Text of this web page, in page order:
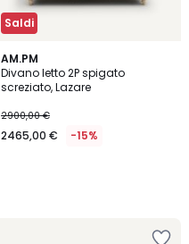
Saldi
AM.PM
Divano letto 2P spigato
screziato, Lazare
2900,00 €
2465,00 € -15%